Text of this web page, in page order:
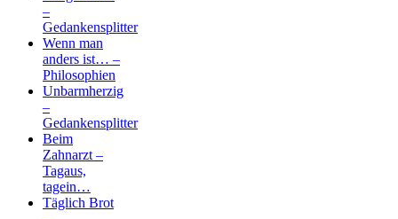
–
Gedankensplitter
Wenn man
anders ist… –
Philosophien
Unbarmherzig
–
Gedankensplitter
Beim
Zahnarzt –
Tagaus,
tagein…
Täglich Brot